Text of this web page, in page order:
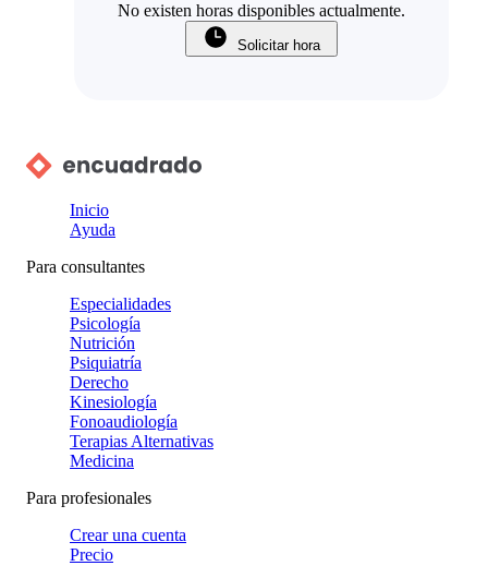
No existen horas disponibles actualmente.
Solicitar hora
Inicio
Ayuda
Para consultantes
Especialidades
Psicología
Nutrición
Psiquiatría
Derecho
Kinesiología
Fonoaudiología
Terapias Alternativas
Medicina
Para profesionales
Crear una cuenta
Precio